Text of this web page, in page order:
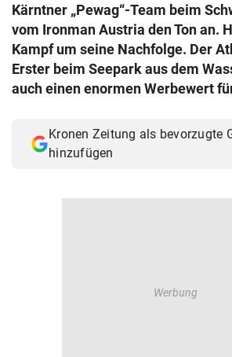
Kärntner „Pewag“-Team beim
vom Ironman Austria den Ton an.
Kampf um seine Nachfolge. Der
Erster beim Seepark aus dem
auch einen enormen Werbewert
Kronen Zeitung als bevorzugte
hinzufügen